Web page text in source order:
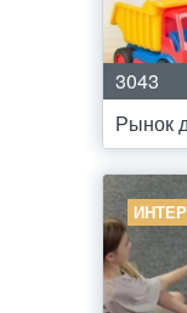
3043
Рынок